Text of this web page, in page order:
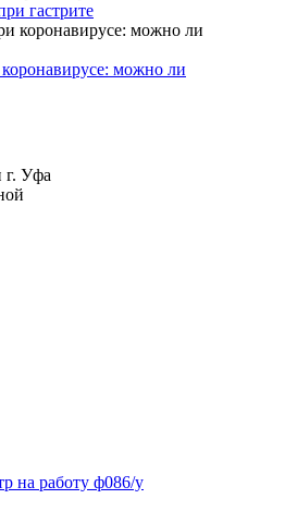
гастрите
можно ли
г. Уфа
на работу ф086/у